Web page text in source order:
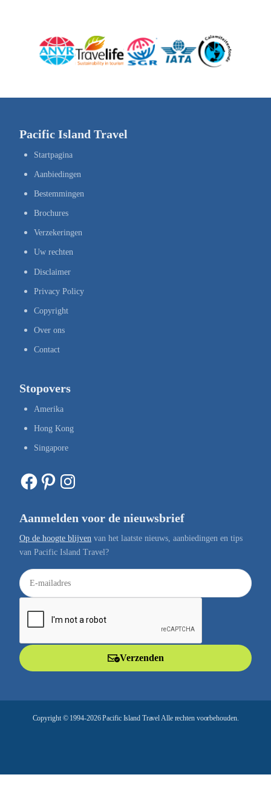
Pacific Island Travel
Startpagina
Aanbiedingen
Bestemmingen
Brochures
Verzekeringen
Uw rechten
Disclaimer
Privacy Policy
Copyright
Over ons
Contact
Stopovers
Amerika
Hong Kong
Singapore
Facebook Pinterest Instagram
Aanmelden voor de nieuwsbrief
Op de hoogte blijven van het laatste nieuws, aanbiedingen en tips
van Pacific Island Travel?
E
-
a
Verzenden
Copyright © 1994-2026 Pacific Island Travel Alle rechten voorbehouden.